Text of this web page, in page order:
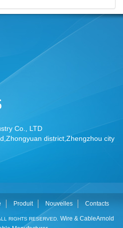
Co., LTD
district,Zhengzhou city
Produit Nouvelles Contacts
RIGHTS RESERVED. Wire & CableArnold